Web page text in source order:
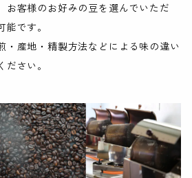
お客様のお好みの豆を選んでいただ
能です。
・産地・精製方法などによる味の違い
さい。